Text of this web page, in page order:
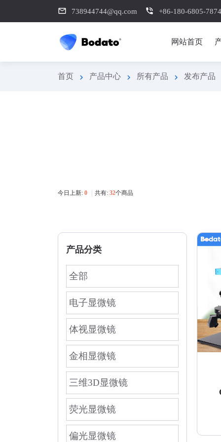
mail_outline 738944744@qq.com phone_in_talk +86-180-6805-7874
网站首页
首页 chevron_right 产品中心 chevron_right 所有产品 chevron_right 发布产品
今日上新: 0 共有: 32个商品
产品分类
全部
电子显微镜
体视显微镜
金相显微镜
三维3D显微镜
荧光显微镜
偏光显微镜